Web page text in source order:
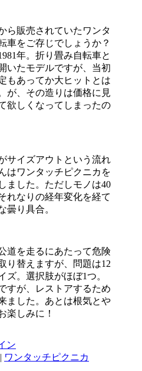
ら販売されていたワンタ
車をご存じでしょうか？
年。折り畳み自転車と
いたモデルですが、当初
もあってか大ヒットとは
が、その造りは価格に見
欲しくなってしまったの
サイズアウトという流れ
はワンタッチピクニカを
ました。ただしモノは40
れなりの経年変化を経て
曇り具合。
道を走るにあたって危険
り替えますが、問題は12
ズ。選択肢がほぼ1つ。
すが、レストアするため
ました。あとは根気とや
楽しみに！
ン
| ワンタッチピクニカ